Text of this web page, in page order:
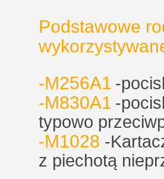
Podstawowe
-M256A1 -
-M830A1 -
typowo
-M1028 -
z piechotą